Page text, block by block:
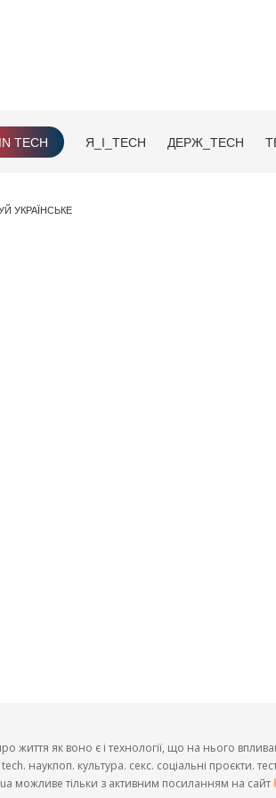
TECH Я_І_TECH ДЕРЖ_TECH
УКРАЇНСЬКЕ
життя як воно є і технології, що на нього
наукпоп. культура. секс. соціальні проєкти.
можливе тільки з активним посиланням на сайт